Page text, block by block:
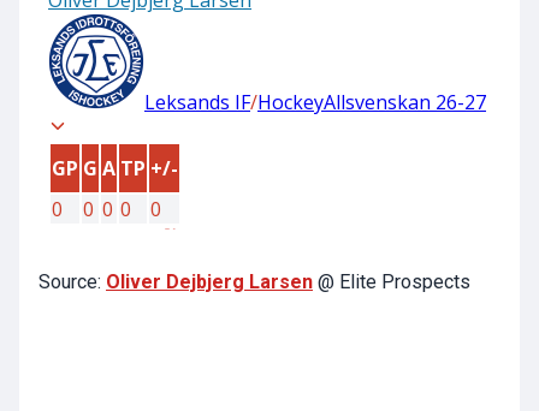
Source: Oliver Dejbjerg Larsen @ Elite Prospects